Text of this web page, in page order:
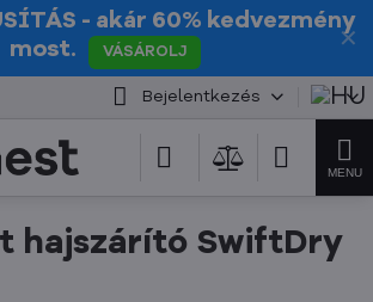
✕
- akár 60% kedvezmény
most.
VÁSÁROLJ
Bejelentkezés
hajszárító SwiftDry